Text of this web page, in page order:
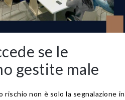
se le
gestite male
rischio non è solo la segnalazione in